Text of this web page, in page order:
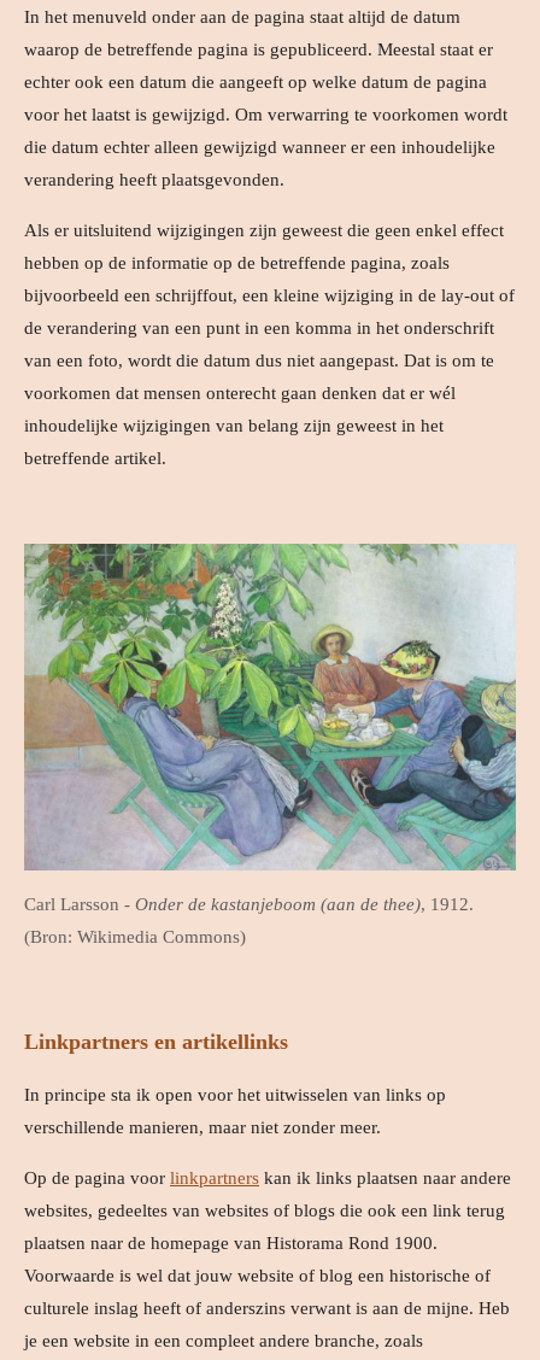
In het menuveld onder aan de pagina staat altijd de datum
waarop de betreffende pagina is gepubliceerd. Meestal staat er
echter ook een datum die aangeeft op welke datum de pagina
voor het laatst is gewijzigd. Om verwarring te voorkomen wordt
die datum echter alleen gewijzigd wanneer er een inhoudelijke
verandering heeft plaatsgevonden.
Als er uitsluitend wijzigingen zijn geweest die geen enkel effect
hebben op de informatie op de betreffende pagina, zoals
bijvoorbeeld een schrijffout, een kleine wijziging in de lay-out of
de verandering van een punt in een komma in het onderschrift
van een foto, wordt die datum dus niet aangepast. Dat is om te
voorkomen dat mensen onterecht gaan denken dat er wél
inhoudelijke wijzigingen van belang zijn geweest in het
betreffende artikel.
Carl Larsson - Onder de kastanjeboom (aan de thee), 1912.
(Bron: Wikimedia Commons)
Linkpartners en artikellinks
In principe sta ik open voor het uitwisselen van links op
verschillende manieren, maar niet zonder meer.
Op de pagina voor linkpartners kan ik links plaatsen naar andere
websites, gedeeltes van websites of blogs die ook een link terug
plaatsen naar de homepage van Historama Rond 1900.
Voorwaarde is wel dat jouw website of blog een historische of
culturele inslag heeft of anderszins verwant is aan de mijne. Heb
je een website in een compleet andere branche, zoals